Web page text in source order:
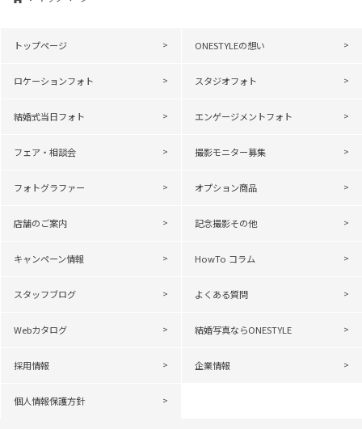
トップページ ONESTYLEの想い
ロケーションフォト スタジオフォト
結婚式当日フォト エンゲージメントフォト
フェア・相談会 撮影モニター募集
フォトグラファー オプション商品
店舗のご案内 記念撮影その他
キャンペーン情報 HowTo コラム
スタッフブログ よくある質問
Webカタログ 結婚写真ならONESTYLE
採用情報 企業情報
個人情報保護方針